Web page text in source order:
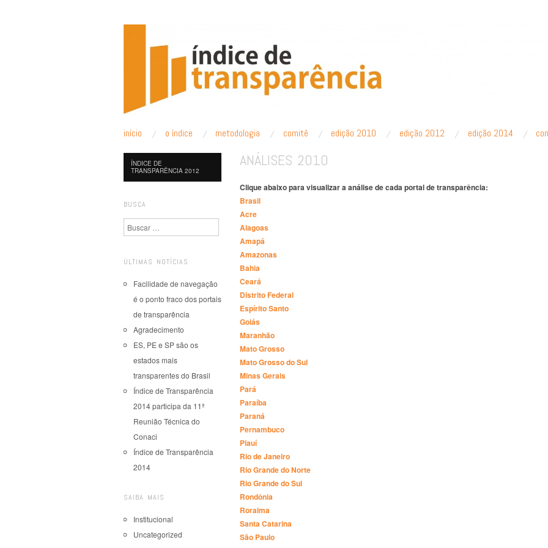
Menu principal
pular para o conteúdo
início o índice metodologia comitê edição 2010 edição 2012 edição 2014
ANÁLISES 2010
Clique abaixo para visualizar a análise de cada portal de transparência:
Brasil
Acre
Alagoas
Amapá
Amazonas
Bahia
Ceará
Distrito Federal
Espírito Santo
Goiás
Maranhão
Mato Grosso
Mato Grosso do Sul
Minas Gerais
Pará
Paraíba
Paraná
Pernambuco
Piauí
Rio de Janeiro
Rio Grande do Norte
Rio Grande do Sul
Rondônia
Roraima
Santa Catarina
São Paulo
ÍNDICE DE
TRANSPARÊNCIA 2012
BUSCA
Pesquisa
ÚLTIMAS NOTÍCIAS
Facilidade de navegação
é o ponto fraco dos portais
de transparência
Agradecimento
ES, PE e SP são os
estados mais
transparentes do Brasil
Índice de Transparência
2014 participa da 11ª
Reunião Técnica do
Conaci
Índice de Transparência
2014
SAIBA MAIS
Institucional
Uncategorized